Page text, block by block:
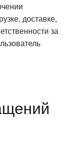
доставке,
за